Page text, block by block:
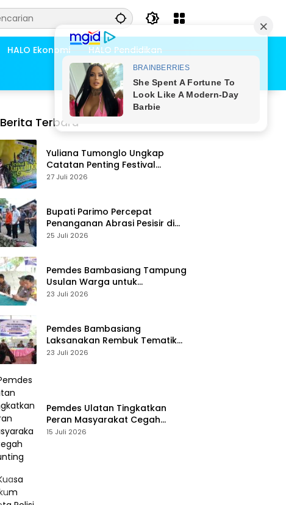
HALO Ekonomi HALO Pendidikan
Berita Terbaru
Yuliana Tumonglo Ungkap
Catatan Penting Festival
Danau Lindu: Parkir hingga
27 Juli 2026
Bupati Parimo Percepat
Penanganan Abrasi Pesisir di
Desa Palasa Tengah
25 Juli 2026
Pemdes Bambasiang Tampung
Usulan Warga untuk
Penyusunan RKPDes 2027
23 Juli 2026
Pemdes Bambasiang
Laksanakan Rembuk Tematik
Stunting
23 Juli 2026
Pemdes Ulatan Tingkatkan
Peran Masyarakat Cegah
Stunting
15 Juli 2026